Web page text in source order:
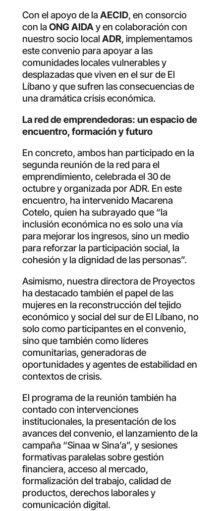
Con el apoyo de la AECID, en consorcio
con la ONG AIDAy en colaboración con
nuestro socio local ADR, implementamos
este convenio para apoyar a las
comunidades locales vulnerables y
desplazadas que viven en el sur de El
Líbano y que sufren las consecuencias de
una dramática crisis económica.
La red de emprendedoras: un espacio de
encuentro, formación y futuro
En concreto, ambos han participado en la
segunda reunión de la red para el
emprendimiento, celebrada el 30 de
octubre y organizada por ADR. En este
encuentro, ha intervenido Macarena
Cotelo, quien ha subrayado que “la
inclusión económica no es solo una vía
para mejorar los ingresos, sino un medio
para reforzar la participación social, la
cohesión y la dignidad de las personas”.
Asimismo, nuestra directora de Proyectos
ha destacado también el papel de las
mujeres en la reconstrucción del tejido
económico y social del sur de El Líbano, no
solo como participantes en el convenio,
sino que también como líderes
comunitarias, generadoras de
oportunidades y agentes de estabilidad en
contextos de crisis.
El programa de la reunión también ha
contado con intervenciones
institucionales, la presentación de los
avances del convenio, el lanzamiento de la
campaña “Sinaa w Sina’a”, y sesiones
formativas paralelas sobre gestión
financiera, acceso al mercado,
formalización del trabajo, calidad de
productos, derechos laborales y
comunicación digital.